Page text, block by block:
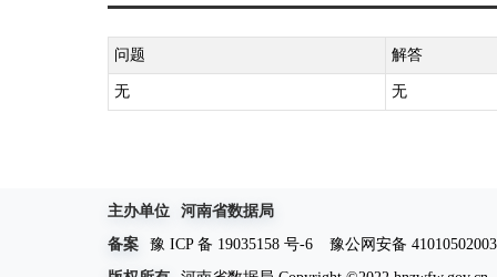
问题 解答
无 无
主办单位
河南省数据局
备案
豫 ICP 备 19035158 号-6
豫公网安备